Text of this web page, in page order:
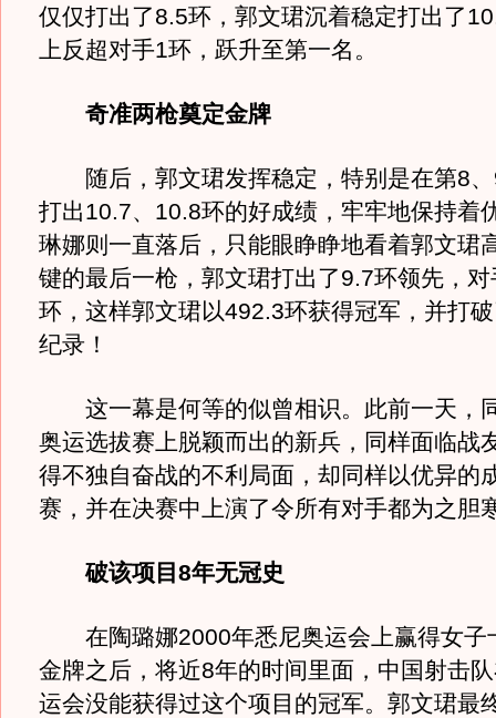
仅仅打出了8.5环，郭文珺沉着稳定打出了
上反超对手1环，跃升至第一名。
奇准两枪奠定金牌
随后，郭文珺发挥稳定，特别是在第8、
打出10.7、10.8环的好成绩，牢牢地保持着
琳娜则一直落后，只能眼睁睁地看着郭文珺
键的最后一枪，郭文珺打出了9.7环领先，
环，这样郭文珺以492.3环获得冠军，并打
纪录！
这一幕是何等的似曾相识。此前一天，
奥运选拔赛上脱颖而出的新兵，同样面临战
得不独自奋战的不利局面，却同样以优异的
赛，并在决赛中上演了令所有对手都为之胆
破该项目8年无冠史
在陶璐娜2000年悉尼奥运会上赢得女子
金牌之后，将近8年的时间里面，中国射击
运会没能获得过这个项目的冠军。郭文珺最